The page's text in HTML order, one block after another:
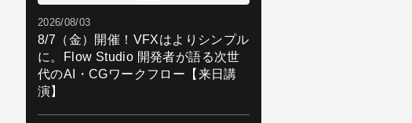
2026/08/03
8/7（金）開催！VFXはよりシンプル
に。Flow Studio 開発者が語る次世
代のAI・CGワークフロー【来日講
演】